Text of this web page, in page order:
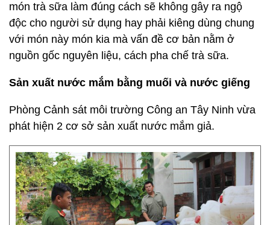
món trà sữa làm đúng cách sẽ không gây ra ngộ
độc cho người sử dụng hay phải kiêng dùng chung
với món này món kia mà vấn đề cơ bản nằm ở
nguồn gốc nguyên liệu, cách pha chế trà sữa.
Sản xuất nước mắm bằng muối và nước giếng
Phòng Cảnh sát môi trường Công an Tây Ninh vừa
phát hiện 2 cơ sở sản xuất nước mắm giả.